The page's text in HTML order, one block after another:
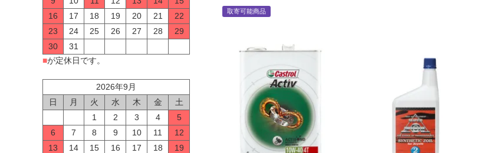
16
17 18 19 20 21
22
23
24 25 26 27 28
29
30
31
■が定休日です。
2026年9月
日
月 火 水 木 金
土
1
2 3 4
5
6
7 8 9 10 11
12
13
14 15 16 17 18
19
取寄可能商品